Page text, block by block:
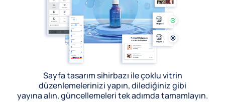
Sayfa tasarım sihirbazı ile çoklu vitrin
düzenlemelerinizi yapın, dilediğiniz gibi
yayına alın, güncellemeleri tek adımda tamamlayın.